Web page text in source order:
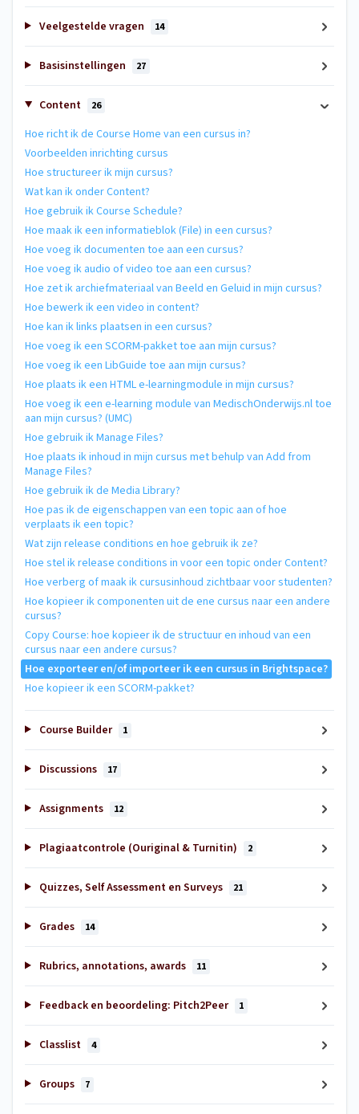
Veelgestelde vragen 14
Basisinstellingen 27
Content 26
Hoe richt ik de Course Home van een cursus in?
Voorbeelden inrichting cursus
Hoe structureer ik mijn cursus?
Wat kan ik onder Content?
Hoe gebruik ik Course Schedule?
Hoe maak ik een informatieblok (File) in een cursus?
Hoe voeg ik documenten toe aan een cursus?
Hoe voeg ik audio of video toe aan een cursus?
Hoe zet ik archiefmateriaal van Beeld en Geluid in mijn cursus?
Hoe bewerk ik een video in content?
Hoe kan ik links plaatsen in een cursus?
Hoe voeg ik een SCORM-pakket toe aan mijn cursus?
Hoe voeg ik een LibGuide toe aan mijn cursus?
Hoe plaats ik een HTML e-learningmodule in mijn cursus?
Hoe voeg ik een e-learning module van MedischOnderwijs.nl toe
aan mijn cursus? (UMC)
Hoe gebruik ik Manage Files?
Hoe plaats ik inhoud in mijn cursus met behulp van Add from
Manage Files?
Hoe gebruik ik de Media Library?
Hoe pas ik de eigenschappen van een topic aan of hoe
verplaats ik een topic?
Wat zijn release conditions en hoe gebruik ik ze?
Hoe stel ik release conditions in voor een topic onder Content?
Hoe verberg of maak ik cursusinhoud zichtbaar voor studenten?
Hoe kopieer ik componenten uit de ene cursus naar een andere
cursus?
Copy Course: hoe kopieer ik de structuur en inhoud van een
cursus naar een andere cursus?
Hoe exporteer en/of importeer ik een cursus in Brightspace?
Hoe kopieer ik een SCORM-pakket?
Course Builder 1
Discussions 17
Assignments 12
Plagiaatcontrole (Ouriginal & Turnitin) 2
Quizzes, Self Assessment en Surveys 21
Grades 14
Rubrics, annotations, awards 11
Feedback en beoordeling: Pitch2Peer 1
Classlist 4
Groups 7